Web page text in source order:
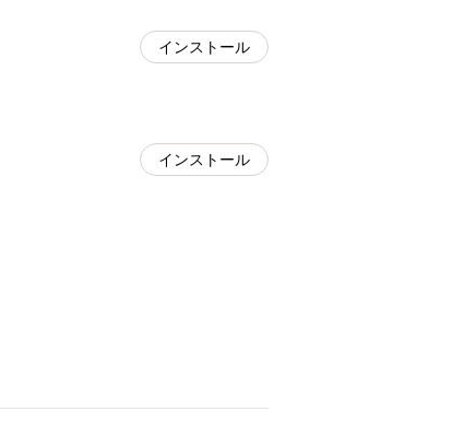
インストール
インストール